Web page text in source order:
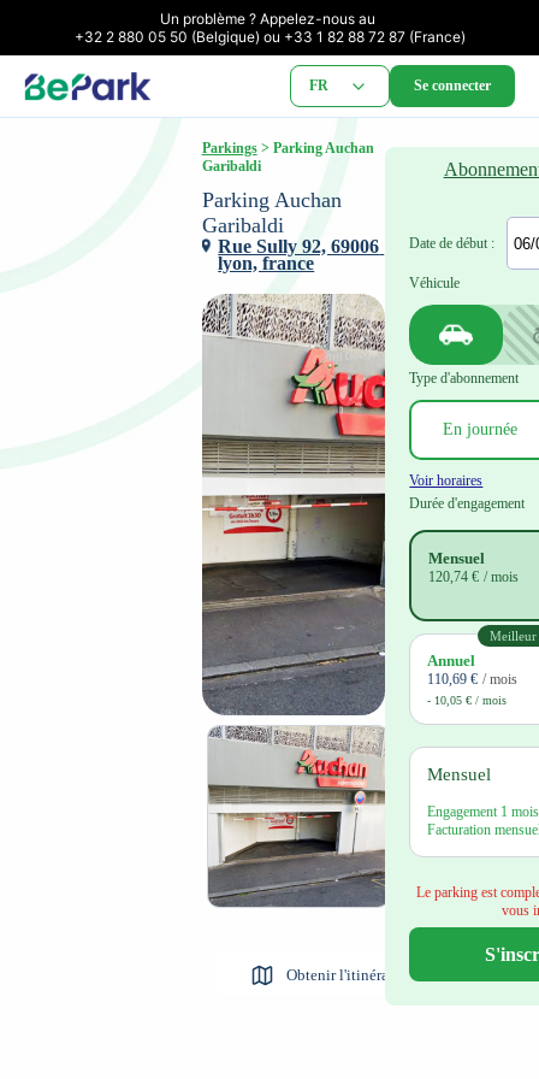
Un problème ? Appelez-nous au
+32 2 880 05 50 (Belgique) ou +33 1 82 88 72 87 (France)
FR Se connecter
Parkings > Parking Auchan
Garibaldi
Parking Auchan
Garibaldi
Rue Sully 92, 69006
lyon, france
Obtenir l'itinéraire
Date de début :
Véhicule
Type d'abonnement
Voir horaires
Durée d'engagement
Mensuel
120,74 € / mois
Annuel
110,69 € / mois
- 10,05 € / mois
Mensuel
Engagement 1
Facturation
Le parking est
vous